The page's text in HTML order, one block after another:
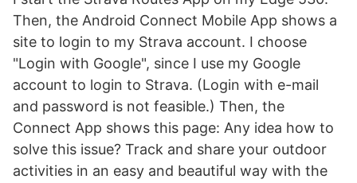
Then, the Android Connect Mobile App shows a
site to login to my Strava account. I choose
"Login with Google", since I use my Google
account to login to Strava. (Login with e-mail
and password is not feasible.) Then, the
Connect App shows this page: Any idea how to
solve this issue? Track and share your outdoor
activities in an easy and beautiful way with the